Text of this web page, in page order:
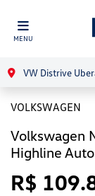
MENU
VW Distrive
VOLKSWAGEN
Volkswagen
Highline
R$